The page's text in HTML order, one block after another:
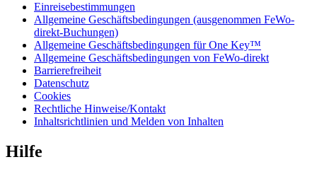
Einreisebestimmungen
Allgemeine Geschäftsbedingungen (ausgenommen FeWo-
direkt-Buchungen)
Allgemeine Geschäftsbedingungen für One Key™
Allgemeine Geschäftsbedingungen von FeWo-direkt
Barrierefreiheit
Datenschutz
Cookies
Rechtliche Hinweise/Kontakt
Inhaltsrichtlinien und Melden von Inhalten
Hilfe